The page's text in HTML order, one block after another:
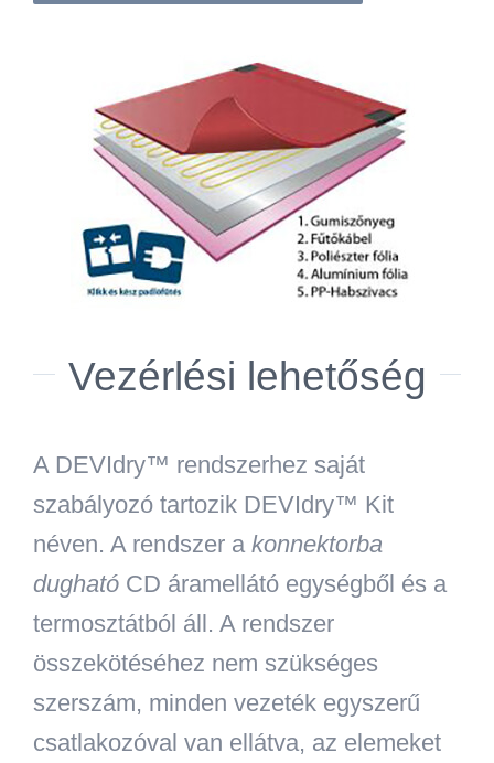
Vezérlési lehetőség
A DEVIdry™ rendszerhez saját
szabályozó tartozik DEVIdry™ Kit
néven. A rendszer a konnektorba
dugható CD áramellátó egységből és a
termosztátból áll. A rendszer
összekötéséhez nem szükséges
szerszám, minden vezeték egyszerű
csatlakozóval van ellátva, az elemeket